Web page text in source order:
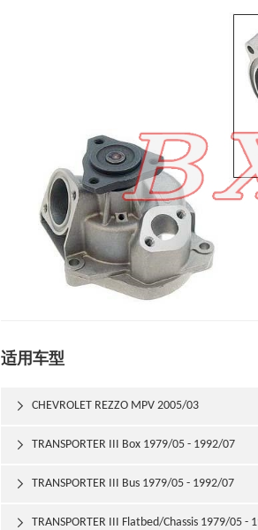
适用车型
CHEVROLET REZZO MPV 2005/03

TRANSPORTER III Box 1979/05 - 1992/07

TRANSPORTER III Bus 1979/05 - 1992/07

TRANSPORTER III Flatbed/Chassis 1979/05 -
